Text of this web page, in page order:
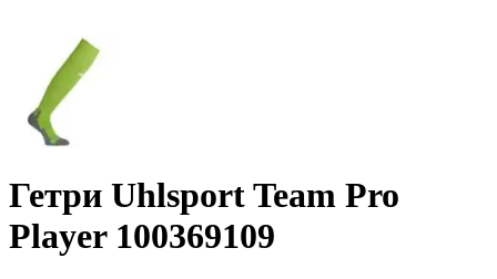
Гетри Uhlsport Team Pro
Player 100369109